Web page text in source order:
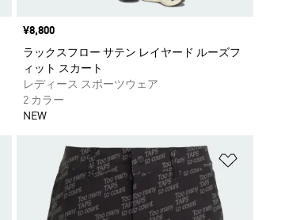
価格
¥8,800
ラックスフロー サテン レイヤード ルーズフ
ィット スカート
レディース スポーツウェア
2 カラー
NEW
ほしいものリストに追加